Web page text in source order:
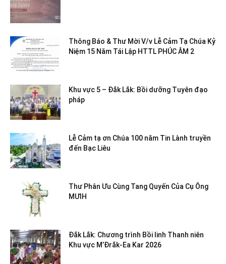
Thông Báo & Thư Mời V/v Lễ Cảm Tạ Chúa Kỷ
Niệm 15 Năm Tái Lập HTTL PHÚC ÂM 2
Khu vực 5 – Đắk Lắk: Bồi dưỡng Tuyên đạo
pháp
Lễ Cảm tạ ơn Chúa 100 năm Tin Lành truyền
đến Bạc Liêu
Thư Phân Ưu Cùng Tang Quyến Của Cụ Ông
MƯIH
Đắk Lắk: Chương trình Bồi linh Thanh niên
Khu vực M’Đrắk-Ea Kar 2026